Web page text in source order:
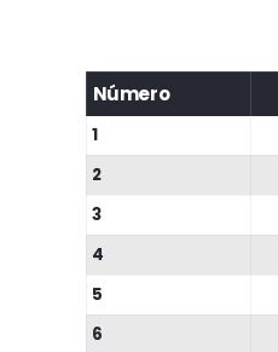
Número
1
2
3
4
5
6